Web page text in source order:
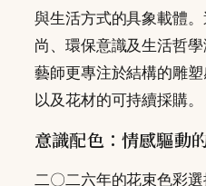
與生活方式的具象載體
尚、環保意識及生活哲
藝師更專注於結構的雕
以及花材的可持續採購。
意識配色：情感驅動
二〇二六年的花束色彩